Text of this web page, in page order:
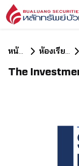
หน้าแรก ห้องเรียนลงทุน
The